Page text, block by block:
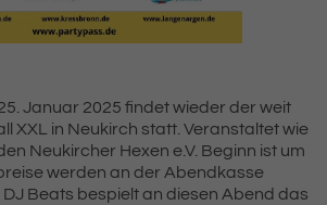
Januar 2025 findet wieder der weit
XXL in Neukirch statt. Veranstaltet wie
Neukircher Hexen e.V. Beginn ist um
werden an der Abendkasse
Beats bespielt an diesen Abend das